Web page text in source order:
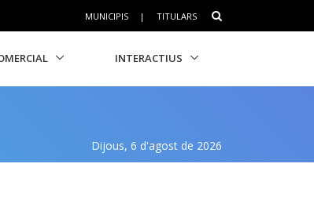
MUNICIPIS | TITULARS
INTERACTIUS
Dijous, 6 d'agost de 2026